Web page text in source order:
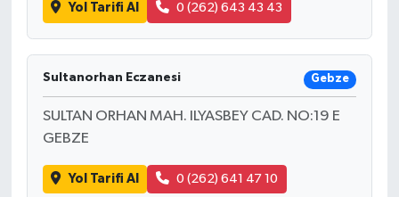
Yol Tarifi Al 0 (262) 643 43 43
Sultanorhan Eczanesi Gebze
SULTAN ORHAN MAH. ILYASBEY CAD. NO:19 E
GEBZE
Yol Tarifi Al 0 (262) 641 47 10